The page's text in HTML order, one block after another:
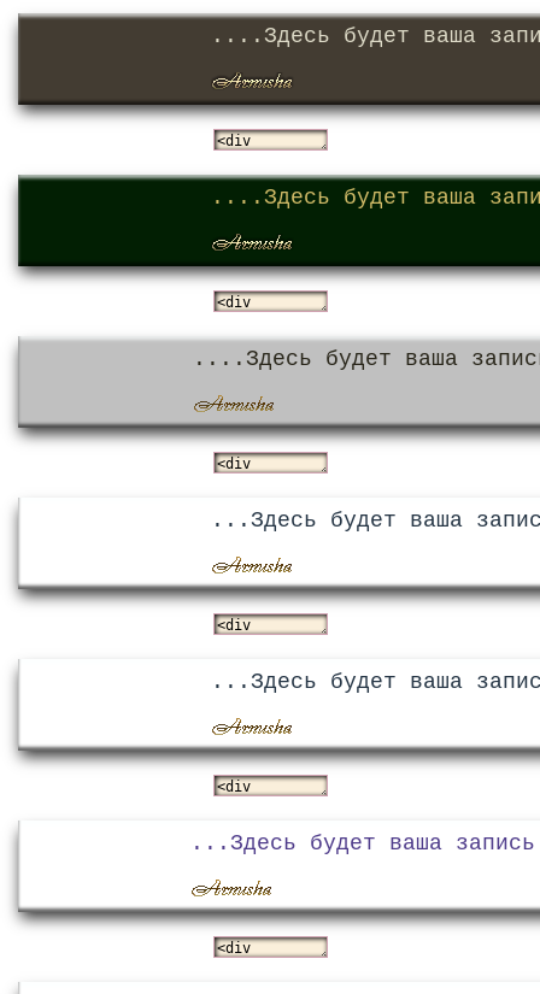
....Здесь будет ваша
....Здесь будет ваша
....Здесь будет ваша
...Здесь будет ваша
...Здесь будет ваша
...Здесь будет ваша